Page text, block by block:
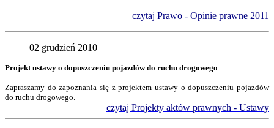
czytaj Prawo - Opinie prawne 2011
02 grudzień 2010
Projekt ustawy o dopuszczeniu pojazdów do ruchu drogowego
Zapraszamy do zapoznania się z projektem ustawy o dopuszczeniu pojazdów
do ruchu drogowego.
czytaj Projekty aktów prawnych - Ustawy